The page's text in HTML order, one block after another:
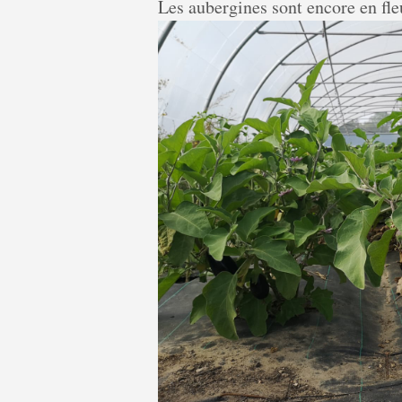
Les aubergines sont encore en